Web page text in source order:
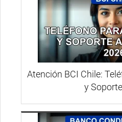
Atención BCI Chile:
y